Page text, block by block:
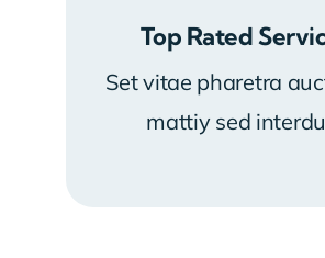
Top Rated
Set vitae pharetra
mattiy sed